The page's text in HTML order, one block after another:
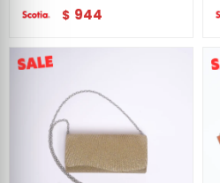
$ 944